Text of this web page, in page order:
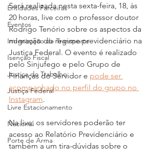
Entidades Parceiras
Eventos
Indenização de Transporte
Isenção Fiscal
Justiça do Trabalho
Justiça Federal
Livre Estacionamento
Nacional
Porte de Arma
Será realizada nesta sexta-feira, 18, às
20 horas, live com o professor doutor
Rodrigo Tenório sobre os aspectos da
migração do regime previdenciário na
Justiça Federal. O evento é realizado
pelo Sinjufego e pelo Grupo de
Finanças do Servidor e pode ser
acompanhado no perfil do grupo no
Instagram.
Na live, os servidores poderão ter
acesso ao Relatório Previdenciário e
também a um tira-dúvidas sobre o